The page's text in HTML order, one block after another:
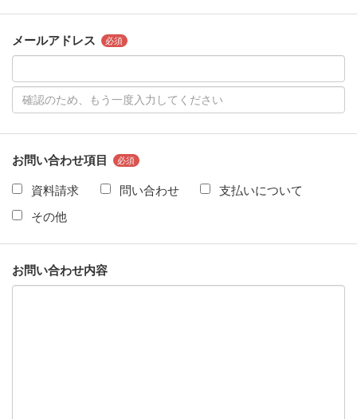
メールアドレス 必須
お問い合わせ項目 必須
資料請求 問い合わせ
支払いについて
その他
お問い合わせ内容